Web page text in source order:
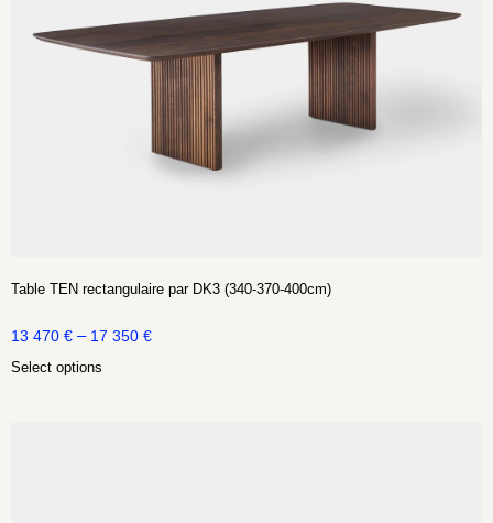
Table TEN rectangulaire par DK3 (340-370-400cm)
13 470 € – 17 350 €
Select options